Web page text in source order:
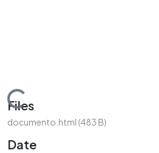
Loading...
Files
documento.html (483 B)
Date